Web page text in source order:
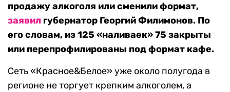
продажу алкоголя или сменили формат,
заявил губернатор Георгий Филимонов. По
его словам, из 125 «наливаек» 75 закрыты
или перепрофилированы под формат кафе.
Сеть «Красное&Белое» уже около полугода в
регионе не торгует крепким алкоголем, а